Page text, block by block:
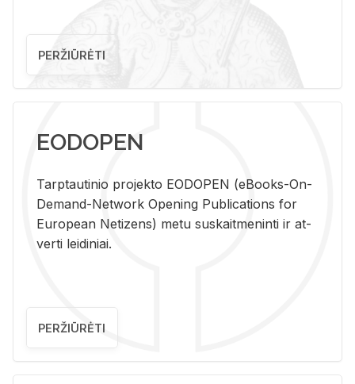
PERŽIŪRĖTI
EODOPEN
Tarp­tau­ti­nio pro­jek­to EO­DO­PEN (eBo­oks-On-
De­mand-Ne­twork Ope­ning Pub­li­ca­tions for
Eu­ro­pe­an Ne­ti­zens) metu su­skait­me­nin­ti ir at­
ver­ti lei­di­niai.
PERŽIŪRĖTI